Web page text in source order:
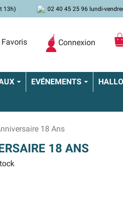
13h) 02 40 45 25 96 lundi-
Favoris Connexion
EVÉNEMENTS
18 Ans
18 ANS